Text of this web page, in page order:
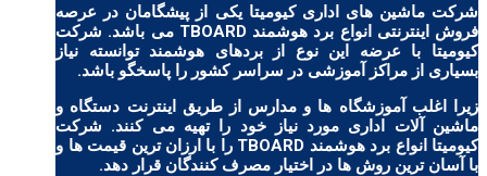
شرکت ماشین های اداری کیومیتا یکی از پیشگامان در عرصه
فروش اینترنتی انواع برد هوشمند TBOARD می باشد. شرکت
کیومیتا با عرضه این نوع از بردهای هوشمند توانسته نیاز
بسیاری از مراکز آموزشی در سراسر کشور را پاسخگو باشد.
زیرا اغلب آموزشگاه ها و مدارس از طریق اینترنت دستگاه و
ماشین آلات اداری مورد نیاز خود را تهیه می کنند. شرکت
کیومیتا انواع برد هوشمند TBOARD را با ارزان ترین قیمت ها و
با آسان ترین روش ها در اختیار مصرف کنندگان قرار دهد.